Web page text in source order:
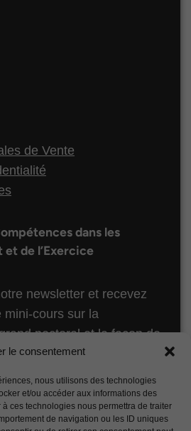
le consentement
nous utilisons des technologies
et/ou accéder aux informations des
ces technologies nous permettra de traiter
de navigation ou les ID uniques
de Vente
dans les
de l’Exercice
newsletter et recevez
mini-cours sur la
pectoral et la façon de
! Ce chapitre est
en ligne “Biomécanique